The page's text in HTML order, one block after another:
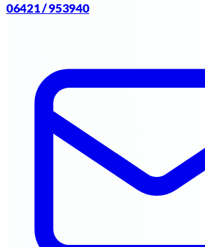
06421 / 953940